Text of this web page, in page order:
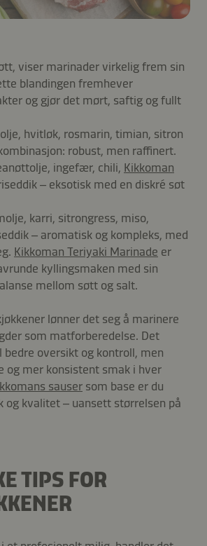
viser marinader virkelig frem sin
blandingen fremhever
og gjør det mørt, saftig og fullt
hvitløk, rosmarin, timian, sitron
robust, men raffinert.
ingefær, chili, Kikkoman
– eksotisk med en diskré søt
karri, sitrongress, miso,
– aromatisk og kompleks, med
Kikkoman Teriyaki Marinade er
kyllingsmaken med sin
mellom søtt og salt.
lønner det seg å marinere
som matforberedelse. Det
bedre oversikt og kontroll, men
og mer konsistent smak i hver
sauser som base er du
og kvalitet – uansett størrelsen på
TIPS FOR